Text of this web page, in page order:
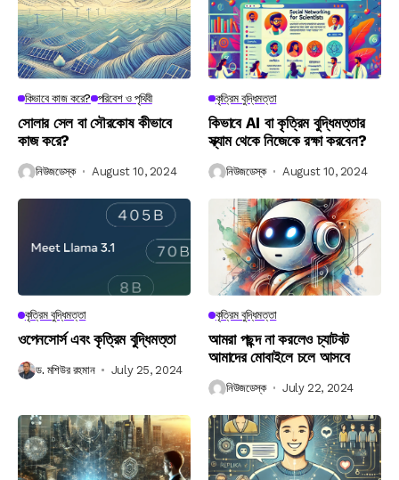
কিভাবে কাজ করে? পরিবেশ ও পৃথিবী
সোলার সেল বা সৌরকোষ কীভাবে
কাজ করে?
নিউজডেস্ক August 10, 2024
কৃত্রিম বুদ্ধিমত্তা
কিভাবে AI বা কৃত্রিম বুদ্ধিমত্তার
স্ক্যাম থেকে নিজেকে রক্ষা করবেন?
নিউজডেস্ক August 10, 2024
কৃত্রিম বুদ্ধিমত্তা
ওপেনসোর্স এবং কৃত্রিম বুদ্ধিমত্তা
ড. মশিউর রহমান July 25, 2024
কৃত্রিম বুদ্ধিমত্তা
আমরা পছন্দ না করলেও চ্যাটবট
আমাদের মোবাইলে চলে আসবে
নিউজডেস্ক July 22, 2024